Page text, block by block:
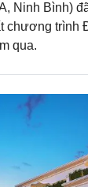
Ninh Bình)
chương trình
qua.